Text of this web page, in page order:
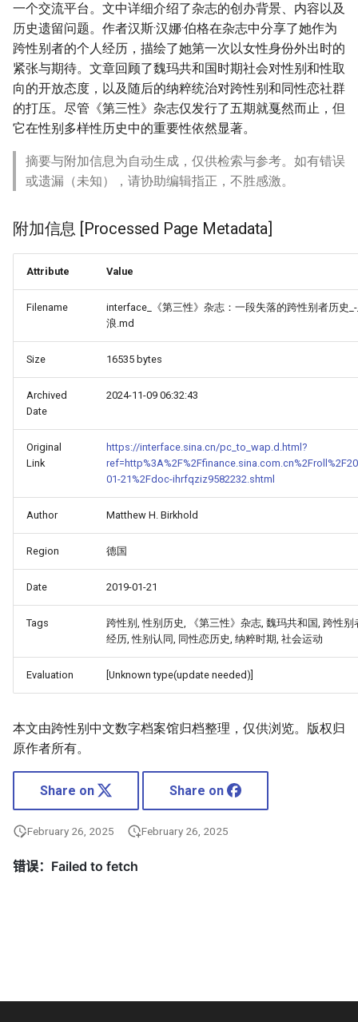
一个交流平台。文中详细介绍了杂志的创办背景、内容以及
历史遗留问题。作者汉斯·汉娜·伯格在杂志中分享了她作为
跨性别者的个人经历，描绘了她第一次以女性身份外出时的
紧张与期待。文章回顾了魏玛共和国时期社会对性别和性取
向的开放态度，以及随后的纳粹统治对跨性别和同性恋社群
的打压。尽管《第三性》杂志仅发行了五期就戛然而止，但
它在性别多样性历史中的重要性依然显著。
摘要与附加信息为自动生成，仅供检索与参考。如有错误
或遗漏（未知），请协助编辑指正，不胜感激。
附加信息 [Processed Page Metadata]
Attribute Value
Filename
interface_《第三性》杂志：一段失落的跨性别者历史
浪.md
Size 16535 bytes
Archived
Date
2024-11-09 06:32:43
Original
Link
https://interface.sina.cn/pc_to_wap.d.html?
01-21%2Fdoc-ihrfqziz9582232.shtml
Author Matthew H. Birkhold
Region 德国
Date 2019-01-21
Tags
跨性别, 性别历史, 《第三性》杂志, 魏玛共和国, 跨性别
经历, 性别认同, 同性恋历史, 纳粹时期, 社会运动
Evaluation [Unknown type(update needed)]
本文由跨性别中文数字档案馆归档整理，仅供浏览。版权归
原作者所有。
Share on Share on
February 26, 2025 February 26, 2025